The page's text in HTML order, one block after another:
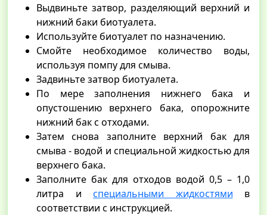
Выдвиньте затвор, разделяющий верхний и
нижний баки биотуалета.
Используйте биотуалет по назначению.
Смойте необходимое количество воды,
используя помпу для смыва.
Задвиньте затвор биотуалета.
По мере заполнения нижнего бака и
опустошению верхнего бака, опорожните
нижний бак с отходами.
Затем снова заполните верхний бак для
смыва - водой и специальной жидкостью для
верхнего бака.
Заполните бак для отходов водой 0,5 – 1,0
литра и специальными жидкостями в
соответствии с инструкцией.